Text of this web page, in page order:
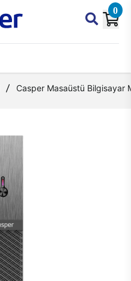
0
Casper Masaüstü Bilgisayar